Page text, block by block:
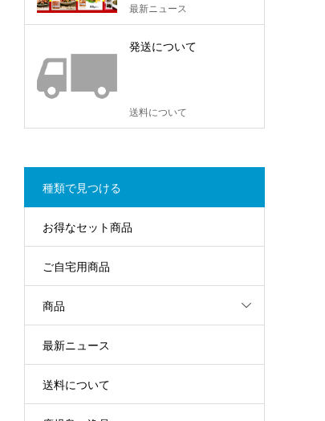
最新ニュース
発送について
送料について
種類で見つける
お得なセット商品
ご自宅用商品
商品
最新ニュース
送料について